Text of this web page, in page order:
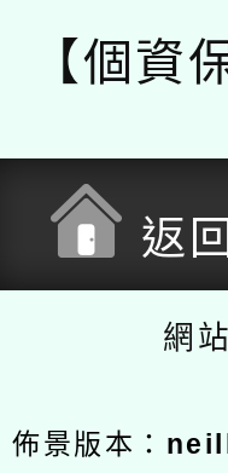
【個資
返
網
佈景版本：